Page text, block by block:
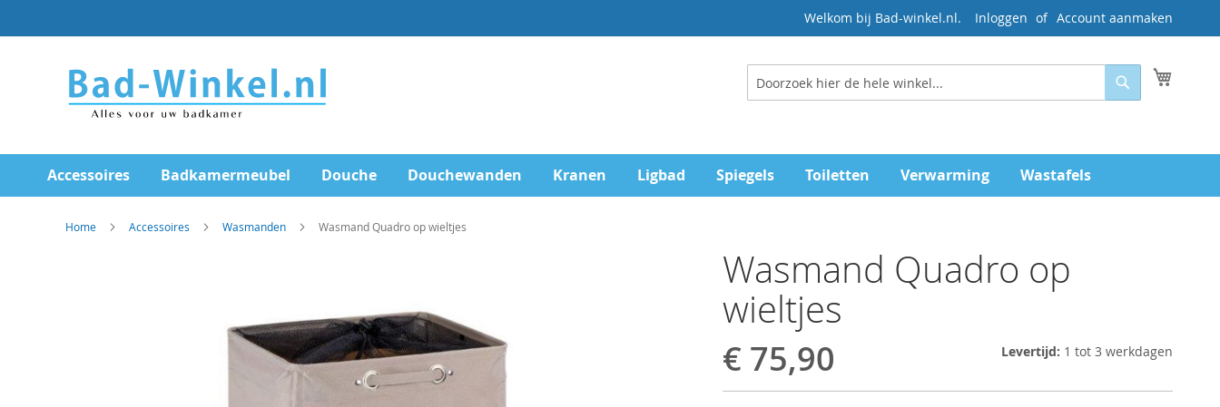
direct
naar
inhoud
Welkom bij Bad-winkel.nl. Inloggen Account aanmaken
Zoeken
Zoeken
Accessoires Badkamermeubel Douche Douchewanden Kranen Ligbad Spiegels Toiletten Verwarming Wastafels
Home Accessoires Wasmanden Wasmand Quadro op wieltjes
Wasmand Quadro op
wieltjes
€ 75,90 Levertijd: 1 tot 3 werkdagen